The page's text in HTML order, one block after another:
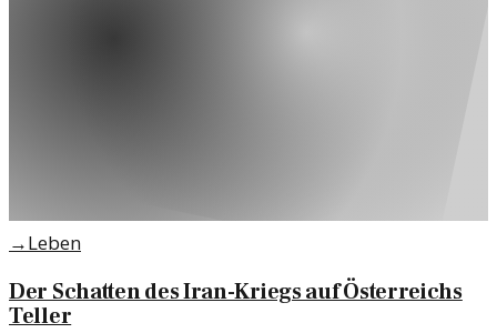
→Leben
Der Schatten des Iran-Kriegs auf Österreichs
Teller